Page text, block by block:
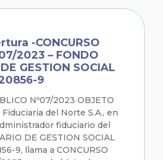
-CONCURSO
2023 – FONDO
GESTION SOCIAL
9
Nº07/2023 OBJETO
del Norte S.A., en
fiduciario del
DE GESTION SOCIAL
9, llama a CONCURSO